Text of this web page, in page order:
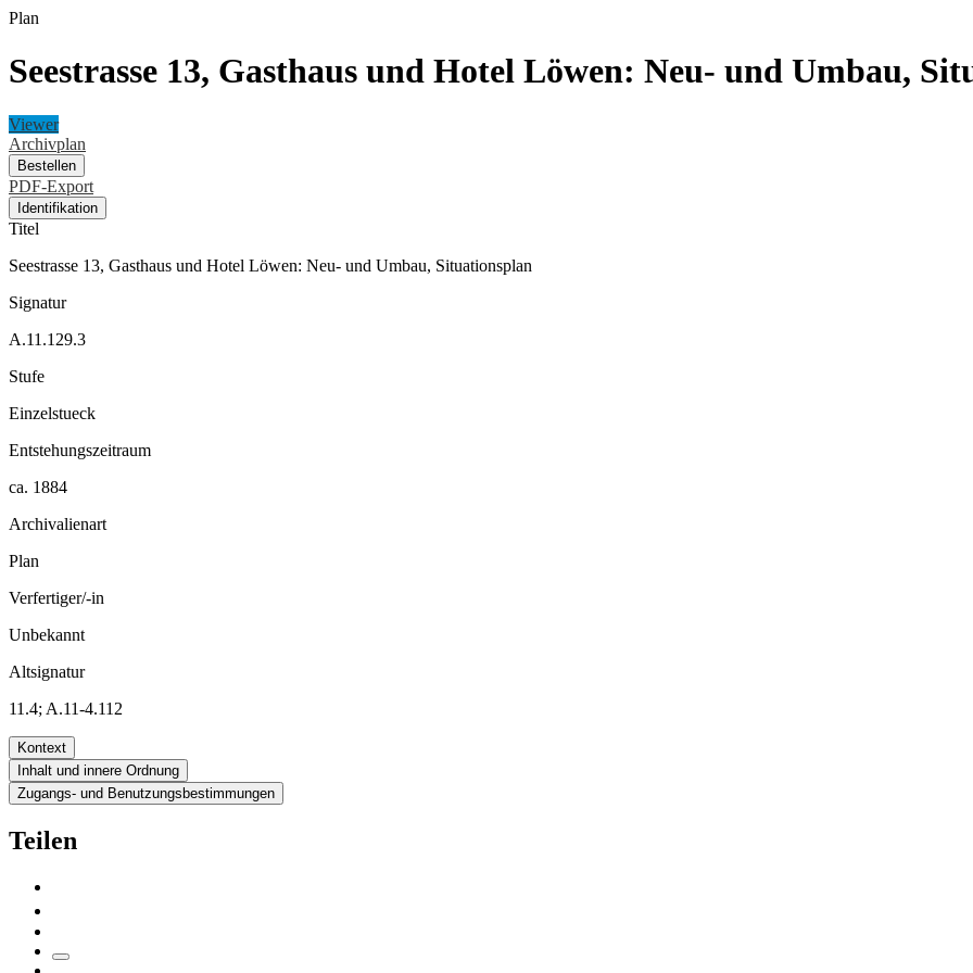
Plan
Seestrasse 13, Gasthaus und Hotel Löwen: Neu- und Umbau,
Viewer
Archivplan
Bestellen
PDF-Export
Identifikation
Titel
Seestrasse 13, Gasthaus und Hotel Löwen: Neu- und Umbau, Situationsplan
Signatur
A.11.129.3
Stufe
Einzelstueck
Entstehungszeitraum
ca. 1884
Archivalienart
Plan
Verfertiger/-in
Unbekannt
Altsignatur
11.4; A.11-4.112
Kontext
Inhalt und innere Ordnung
Zugangs- und Benutzungsbestimmungen
Teilen